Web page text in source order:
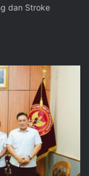
dan Stroke